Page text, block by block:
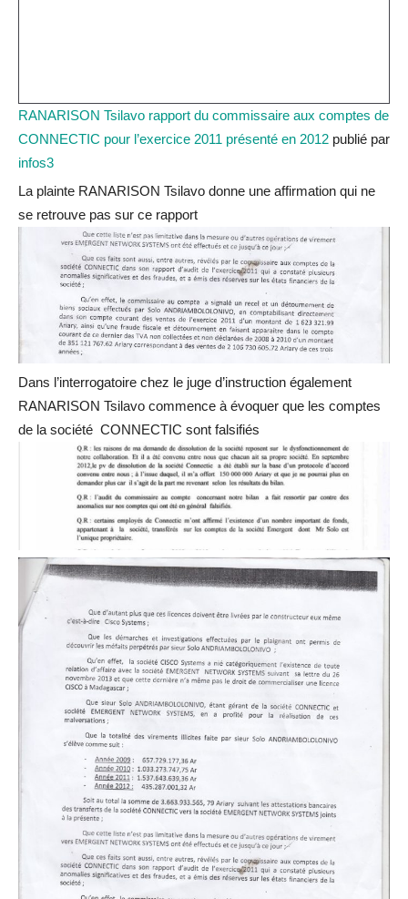
RANARISON Tsilavo rapport du commissaire aux comptes de
CONNECTIC pour l’exercice 2011 présenté en 2012 publié par
infos3
La plainte RANARISON Tsilavo donne une affirmation qui ne
se retrouve pas sur ce rapport
Dans l’interrogatoire chez le juge d’instruction également
RANARISON Tsilavo commence à évoquer que les comptes
de la société CONNECTIC sont falsifiés